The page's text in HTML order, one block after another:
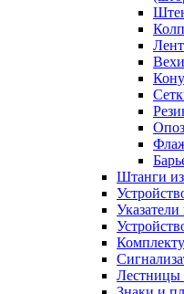
Штанги
Лестницы